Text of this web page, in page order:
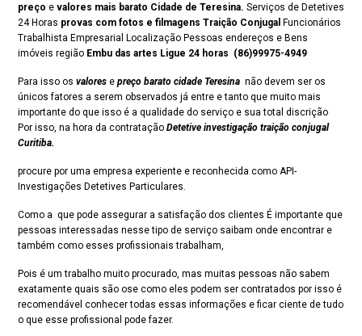
preço e valores mais barato Cidade de Teresina. Serviços de Detetives
24 Horas provas com fotos e filmagens Traição Conjugal Funcionários
Trabalhista Empresarial Localização Pessoas endereços e Bens
imóveis região Embu das artes Ligue 24 horas (86)99975-4949
Para isso os valores e preço barato cidade Teresina não devem ser os
únicos fatores a serem observados já entre e tanto que muito mais
importante do que isso é a qualidade do serviço e sua total discrição
Por isso, na hora da contratação Detetive investigação traição conjugal
Curitiba.
procure por uma empresa experiente e reconhecida como API-
Investigações Detetives Particulares.
Como a que pode assegurar a satisfação dos clientes É importante que
pessoas interessadas nesse tipo de serviço saibam onde encontrar e
também como esses profissionais trabalham,
Pois é um trabalho muito procurado, mas muitas pessoas não sabem
exatamente quais são ose como eles podem ser contratados por isso é
recomendável conhecer todas essas informações e ficar ciente de tudo
o que esse profissional pode fazer.